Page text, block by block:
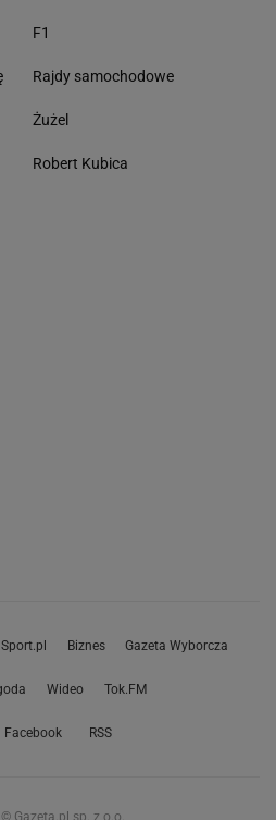
F1
Rajdy samochodowe
Żużel
Robert Kubica
Sport.pl Biznes Gazeta Wyborcza
Wideo Tok.FM
Facebook RSS
Gazeta.pl sp. z o.o.